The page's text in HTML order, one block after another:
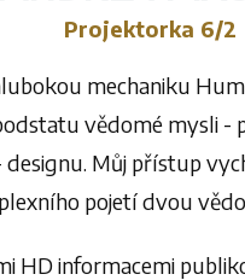
Projektorka 6/2
mechaniku
vědomé mysli -
designu. Můj přístup
pojetí dvou
HD informacemi